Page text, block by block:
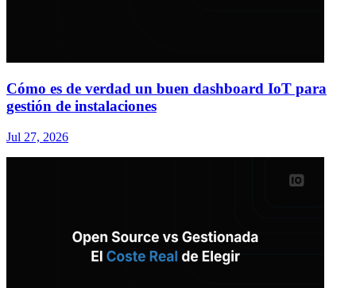
Cómo es de verdad un buen dashboard IoT para
gestión de instalaciones
Jul 27, 2026